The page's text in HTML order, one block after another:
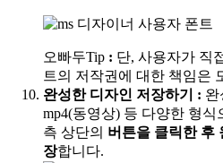
오빠두Tip : 단, 사용자가 직
트의 저작권에 대한 책임은
완성한 디자인 저장하기
: 완
mp4(동영상) 등 다양한 형
측 상단의 버튼을 클릭한 후
장합니다.